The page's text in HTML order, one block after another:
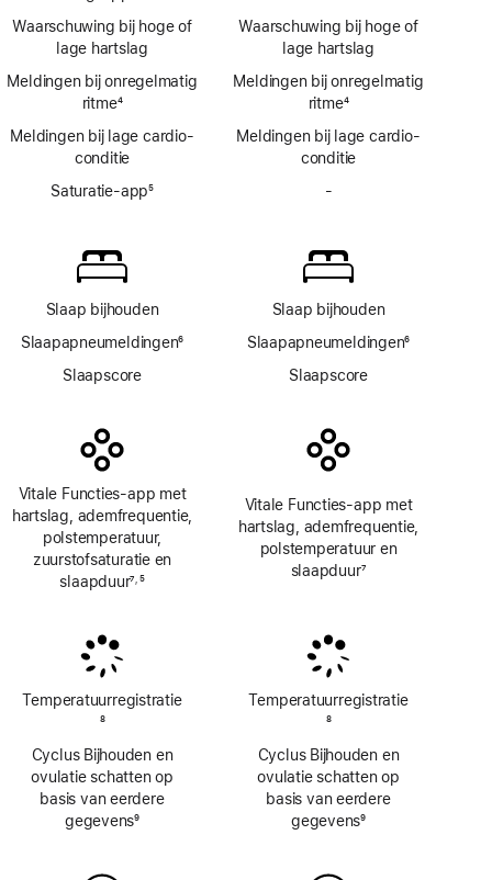
Waarschuwing bij hoge of
lage hartslag
Meldingen bij onregelmatig
ritme4
Meldingen bij lage cardio­
conditie
Saturatie-app5
Slaap bijhouden
Slaapapneumeldingen6
Slaapscore
Vitale Functies-app met
hartslag, ademfrequentie,
polstemperatuur,
zuurstofsaturatie en
slaapduur7 5
Temperatuur­registratie
8
Cyclus Bijhouden en
ovulatie schatten op
basis van eerdere
gegevens9
bloeddruk
app
Waarschuwing bij hoge of
lage hartslag
Meldingen bij onregelmatig
ritme4
Meldingen bij lage cardio­
conditie
-
Slaap bijhouden
Slaapapneumeldingen6
Slaapscore
Vitale Functies-app met
hartslag, ademfrequentie,
polstemperatuur en
slaapduur7
Temperatuur­registratie
8
Cyclus Bijhouden en
ovulatie schatten op
basis van eerdere
gegevens9